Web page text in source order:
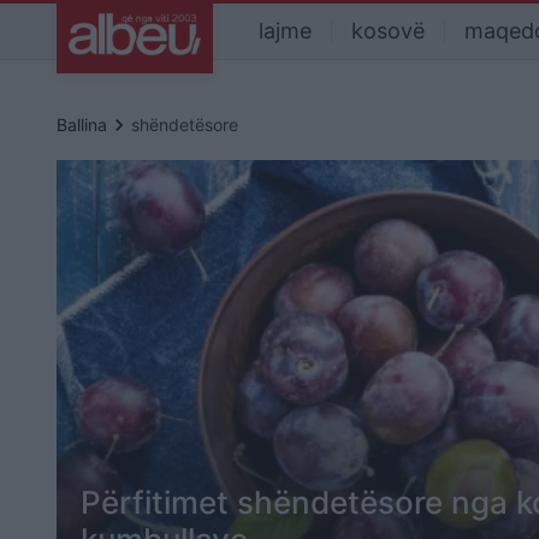
lajme kosovë
Ballina keyboard_arrow_right shëndetësore
Përfitimet shëndetësore nga